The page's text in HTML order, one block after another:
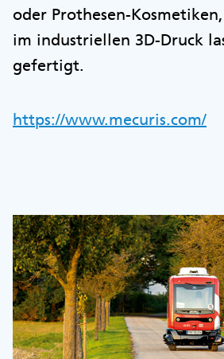
oder Prothesen-
im industriellen 3D-Druck
gefertigt.
https://www.mecuris.com/